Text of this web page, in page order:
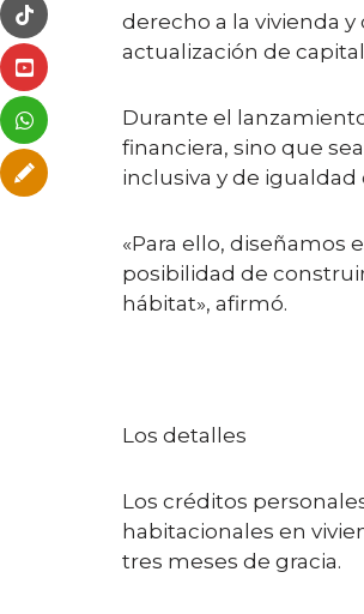
derecho a la vivienda
actualización de
Durante el
financiera, sino que
inclusiva y de
«Para ello, diseñamos
posibilidad de
hábitat», afirmó.
Los detalles
Los créditos
habitacionales en
tres meses de gracia.